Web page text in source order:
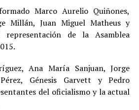
Marco Aurelio Quiñones,
Millán, Juan Miguel Matheus y
representación de la Asamblea
Ana María Sanjuan, Jorge
Génesis Garvett y Pedro
del oficialismo y la actual